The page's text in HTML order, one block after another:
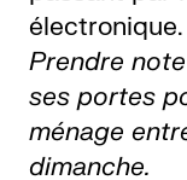
électronique.
Prendre
ses portes
ménage
dimanche.